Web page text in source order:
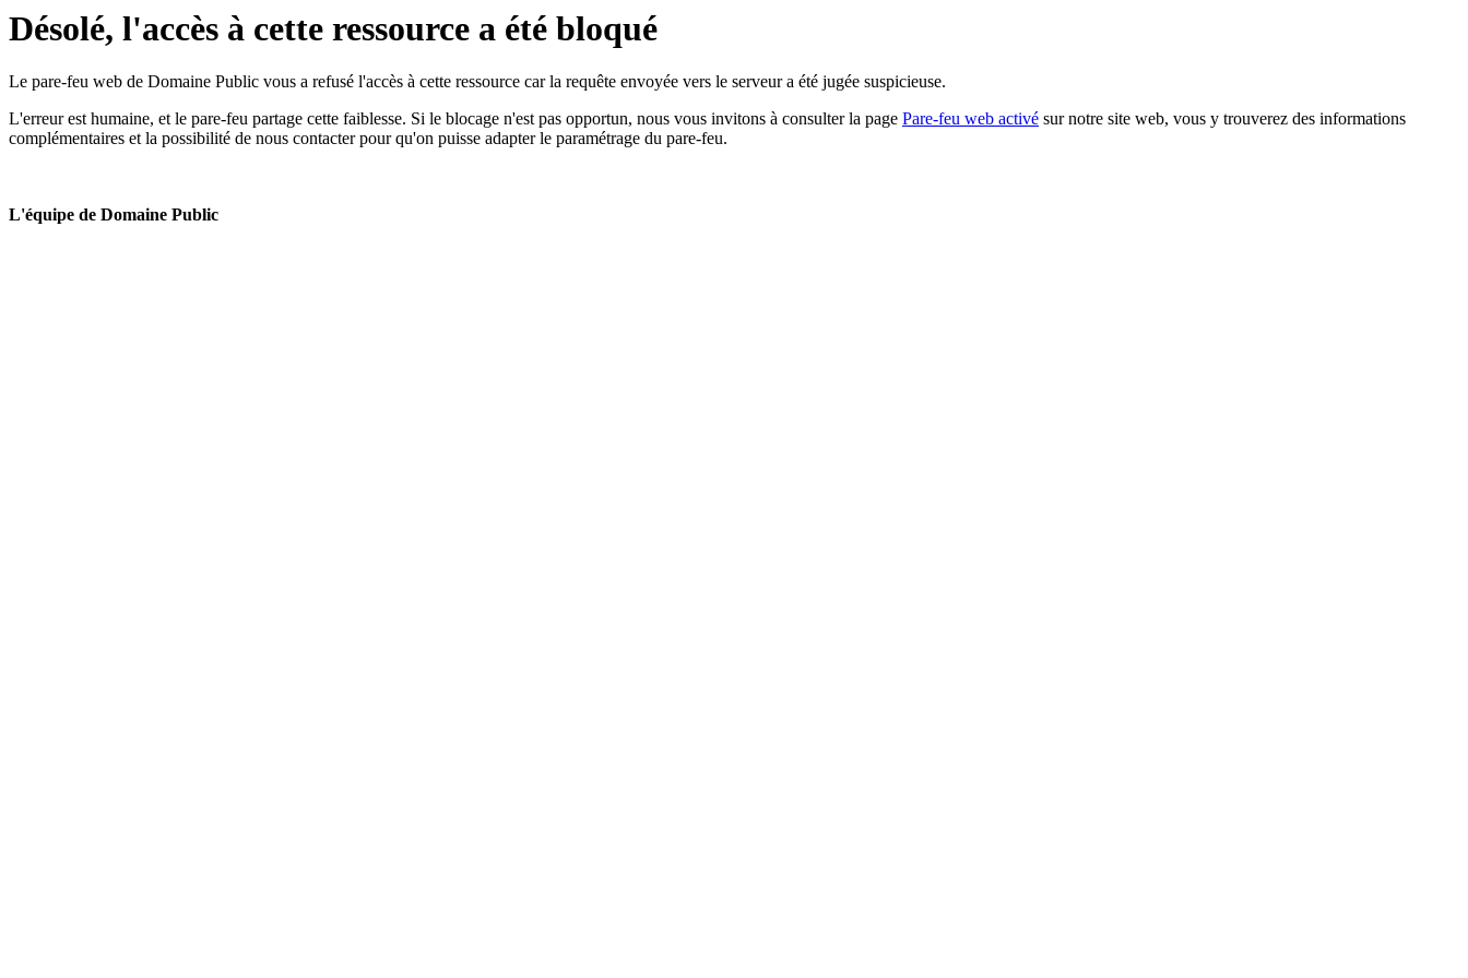
Désolé, l'accès à cette ressource a été bloqué
Le pare-feu web de Domaine Public vous a refusé l'accès à cette ressource car la requête envoyée vers le serveur a été jugée suspicieuse.
L'erreur est humaine, et le pare-feu partage cette faiblesse. Si le blocage n'est pas opportun, nous vous invitons à consulter la page Pare-feu web activé sur notre site web, vous y trouverez des informations
complémentaires et la possibilité de nous contacter pour qu'on puisse adapter le paramétrage du pare-feu.
L'équipe de Domaine Public